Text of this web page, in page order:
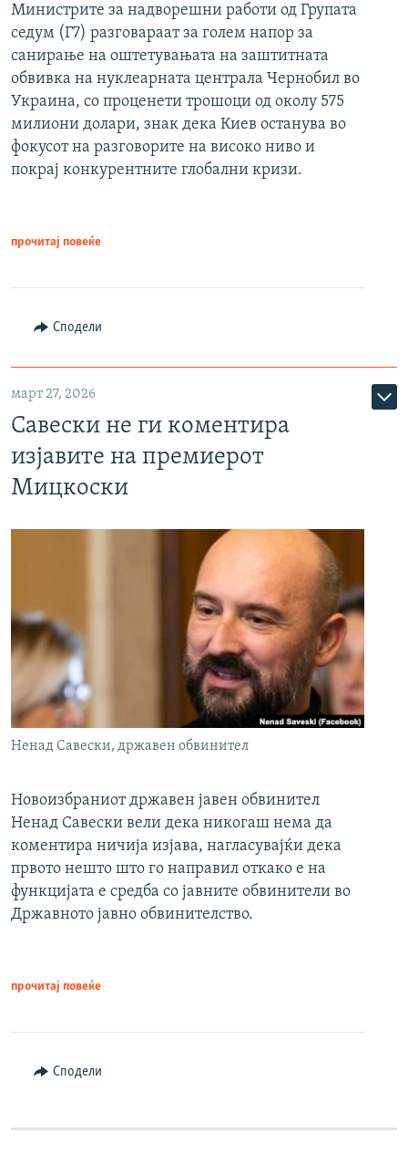
Министрите за надворешни работи од Групата
седум (Г7) разговараат за голем напор за
санирање на оштетувањата на заштитната
обвивка на нуклеарната централа Чернобил во
Украина, со проценети трошоци од околу 575
милиони долари, знак дека Киев останува во
фокусот на разговорите на високо ниво и
покрај конкурентните глобални кризи.
прочитај повеќе
Сподели
март 27, 2026
Савески не ги коментира
изјавите на премиерот
Мицкоски
Ненад Савески, државен обвинител
Новоизбраниот државен јавен обвинител
Ненад Савески вели дека никогаш нема да
коментира ничија изјава, нагласувајќи дека
првото нешто што го направил откако е на
функцијата е средба со јавните обвинители во
Државното јавно обвинителство.
прочитај повеќе
Сподели